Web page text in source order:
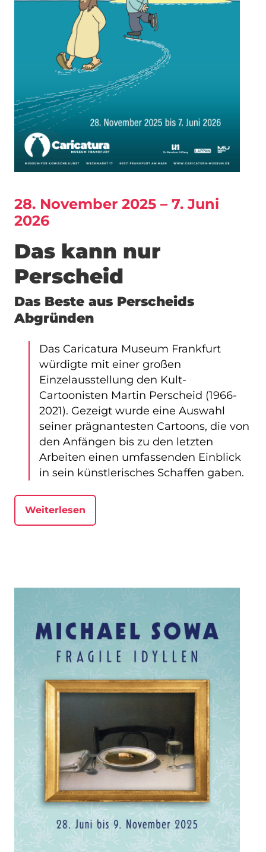
28. November 2025 – 7. Juni
2026
Das kann nur
Perscheid
Das Beste aus Perscheids
Abgründen
Das Caricatura Museum Frankfurt
würdigte mit einer großen
Einzelausstellung den Kult-
Cartoonisten Martin Perscheid (1966-
2021). Gezeigt wurde eine Auswahl
seiner prägnantesten Cartoons, die von
den Anfängen bis zu den letzten
Arbeiten einen umfassenden Einblick
in sein künstlerisches Schaffen gaben.
Weiterlesen